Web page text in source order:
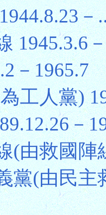
－
1945.3.6
－1965.7
工人黨)
－
(由救國陣
黨(由民主